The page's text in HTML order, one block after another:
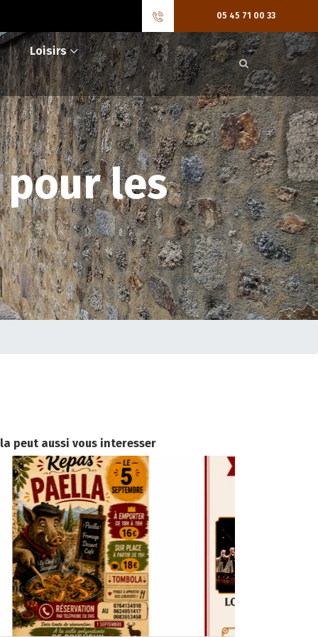
05 45 71 00 33
Loisirs
les
peut aussi vous interesser